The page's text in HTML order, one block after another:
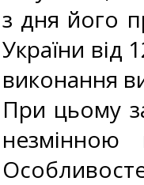
з дня його
України від
виконання
При цьому
незмінною